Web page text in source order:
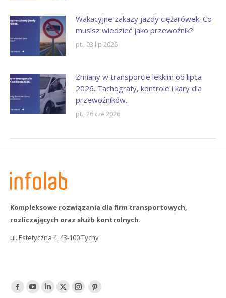
Wakacyjne zakazy jazdy ciężarówek. Co
musisz wiedzieć jako przewoźnik?
pt., 03 lip 2026
Zmiany w transporcie lekkim od lipca
2026. Tachografy, kontrole i kary dla
przewoźników.
pt., 26 cze 2026
Kompleksowe rozwiązania dla firm transportowych,
rozliczających oraz służb kontrolnych.
ul. Estetyczna 4, 43-100 Tychy
Find us on:
FacebookYouTube
LinkedTwitterInstagramPinterest